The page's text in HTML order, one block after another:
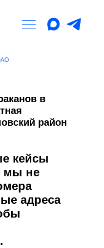
в
район
кейсы
мы не
адреса